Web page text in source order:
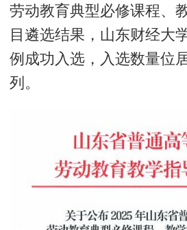
劳动教育典型必修课程、
目遴选结果，山东财经大
例成功入选，入选数量位
列。